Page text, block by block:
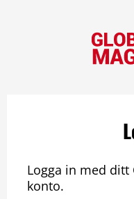
Logga in med ditt
konto.